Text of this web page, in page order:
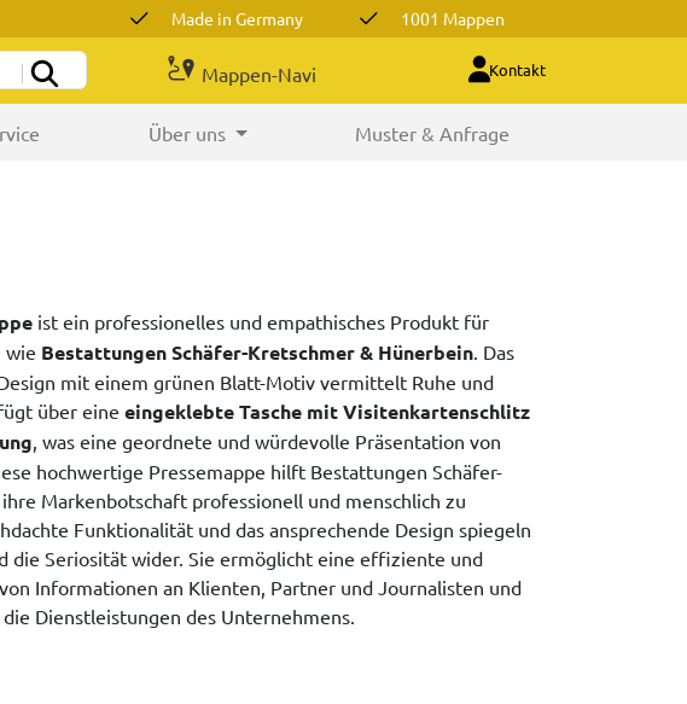
Made in Germany 1001 Mappen
Mappen-Navi Kontakt
Über uns Muster & Anfrage
ist ein professionelles und empathisches Produkt für
wie Bestattungen Schäfer-Kretschmer & Hünerbein. Das
mit einem grünen Blatt-Motiv vermittelt Ruhe und
über eine eingeklebte Tasche mit Visitenkartenschlitz
, was eine geordnete und würdevolle Präsentation von
hochwertige Pressemappe hilft Bestattungen Schäfer-
Markenbotschaft professionell und menschlich zu
Funktionalität und das ansprechende Design spiegeln
die Seriosität wider. Sie ermöglicht eine effiziente und
Informationen an Klienten, Partner und Journalisten und
Dienstleistungen des Unternehmens.